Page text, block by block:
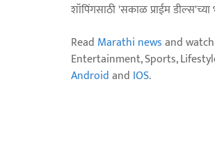
शॉपिंगसाठी 'सकाळ प्राईम
Read Marathi newsand
Entertainment, Sports,
Androidand IOS.